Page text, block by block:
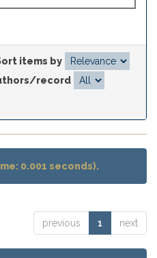
items by
record
0.001 seconds).
previous 1 next